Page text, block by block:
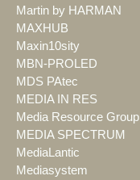
Martin by HARMAN
MAXHUB
Maxin10sity
MBN-PROLED
MDS PAtec
MEDIA IN RES
Media Resource Group
MEDIA SPECTRUM
MediaLantic
Mediasystem